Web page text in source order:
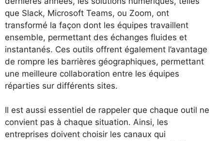
que Slack, Microsoft Teams, ou Zoom, ont
transformé la façon dont les équipes travaillent
ensemble, permettant des échanges fluides et
instantanés. Ces outils offrent également l’avantage
de rompre les barrières géographiques, permettant
une meilleure collaboration entre les équipes
réparties sur différents sites.
Il est aussi essentiel de rappeler que chaque outil ne
convient pas à chaque situation. Ainsi, les
entreprises doivent choisir les canaux qui